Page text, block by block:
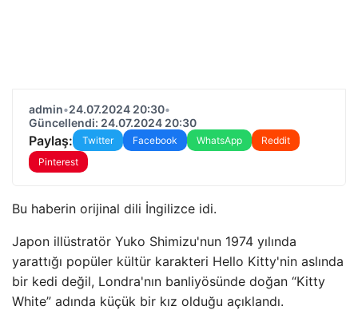
admin•24.07.2024 20:30•
Güncellendi: 24.07.2024 20:30
Paylaş: Twitter Facebook WhatsApp
Reddit
Pinterest
Bu haberin orijinal dili İngilizce idi.
Japon illüstratör Yuko Shimizu'nun 1974 yılında
yarattığı popüler kültür karakteri Hello Kitty'nin aslında
bir kedi değil, Londra'nın banliyösünde doğan “Kitty
White” adında küçük bir kız olduğu açıklandı.